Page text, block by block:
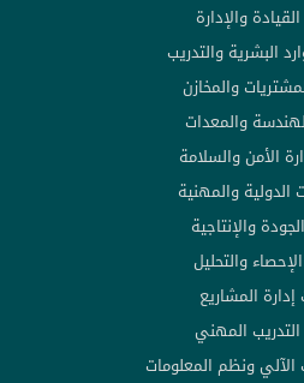
والإدارة
البشرية والتدريب
والمخازن
والمعدات
الأمن والسلامة
الدولية والمهنية
والإنتاجية
والتحليل
إدارة المشاريع
المهني
الآلي ونظم المعلومات